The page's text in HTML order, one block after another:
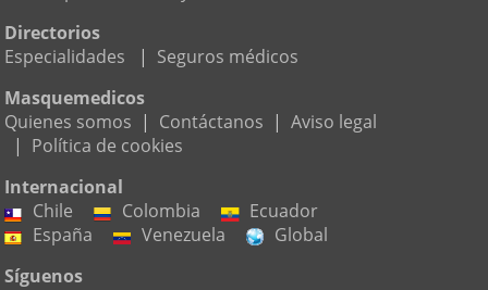
Directorios
Especialidades
| Seguros médicos
Masquemedicos
Quienes somos | Contáctanos | Aviso legal
| Política de cookies
Internacional
Chile
Colombia
Ecuador
España
Venezuela
Global
Síguenos